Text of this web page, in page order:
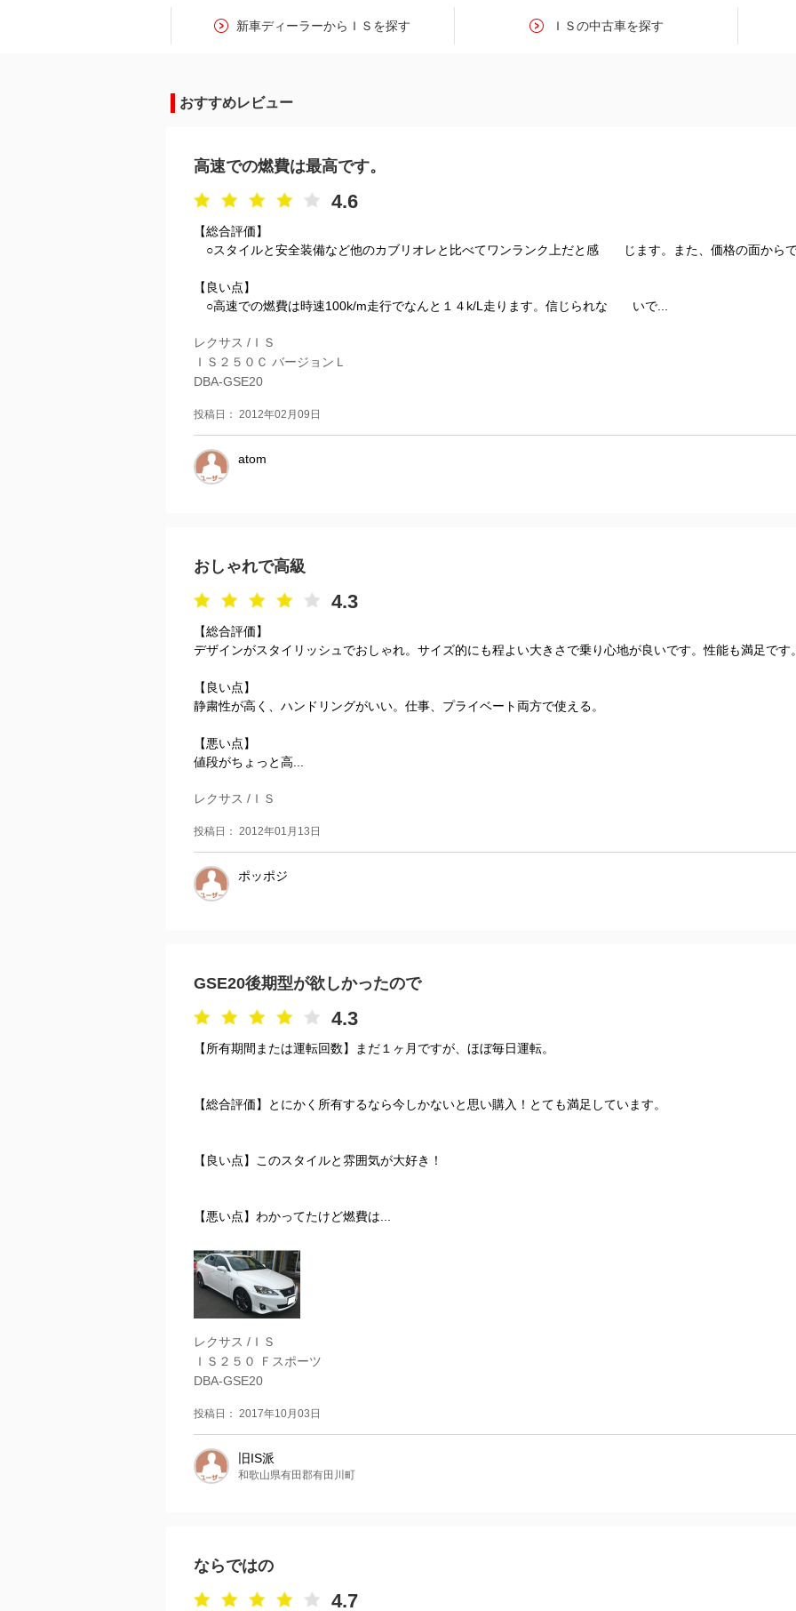
新車ディーラーからＩＳを探す ＩＳの中古車を探す
おすすめレビュー
高速での燃費は最高です。
4.6
【総合評価】
○スタイルと安全装備など他のカブリオレと比べてワンランク上だと感 じます。また、価格の面から
【良い点】
○高速での燃費は時速100k/m走行でなんと１４k/L走ります。信じられな いで...
レクサス /ＩＳ
ＩＳ２５０Ｃ バージョンＬ
DBA-GSE20
投稿日： 2012年02月09日
atom
おしゃれで高級
4.3
【総合評価】
デザインがスタイリッシュでおしゃれ。サイズ的にも程よい大きさで乗り心地が良いです。性能も満足です
【良い点】
静粛性が高く、ハンドリングがいい。仕事、プライベート両方で使える。
【悪い点】
値段がちょっと高...
レクサス /ＩＳ
投稿日： 2012年01月13日
ポッポジ
GSE20後期型が欲しかったので
4.3
【所有期間または運転回数】まだ１ヶ月ですが、ほぼ毎日運転。
【総合評価】とにかく所有するなら今しかないと思い購入！とても満足しています。
【良い点】このスタイルと雰囲気が大好き！
【悪い点】わかってたけど燃費は...
レクサス /ＩＳ
ＩＳ２５０ Ｆスポーツ
DBA-GSE20
投稿日： 2017年10月03日
旧IS派
和歌山県有田郡有田川町
ならではの
4.7